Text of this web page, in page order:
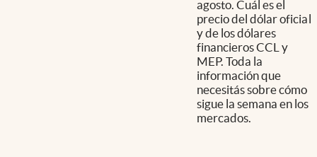
agosto. Cuál es el
precio del dólar oficial
y de los dólares
financieros CCL y
MEP. Toda la
información que
necesitás sobre cómo
sigue la semana en los
mercados.